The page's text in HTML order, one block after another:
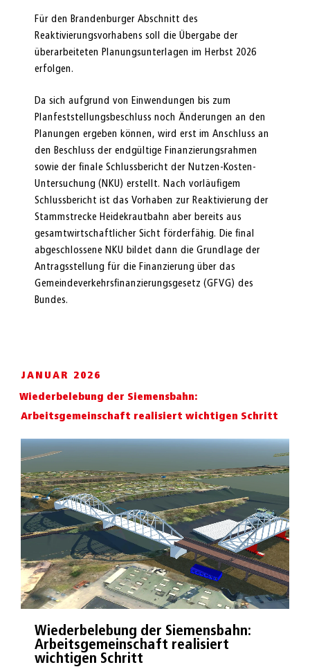
Für den Brandenburger Abschnitt des
Reaktivierungsvorhabens soll die Übergabe der
überarbeiteten Planungsunterlagen im Herbst 2026
erfolgen.
Da sich aufgrund von Einwendungen bis zum
Planfeststellungsbeschluss noch Änderungen an den
Planungen ergeben können, wird erst im An­schluss an
den Beschluss der endgültige Finanzierungsrahmen
sowie der finale Schlussbericht der Nutzen-Kosten-
Untersuchung (NKU) erstellt. Nach vorläufigem
Schlussbericht ist das Vorhaben zur Reaktivierung der
Stammstrecke Heidekrautbahn aber bereits aus
gesamtwirtschaftlicher Sicht förderfähig. Die final
abgeschlossene NKU bildet dann die Grundlage der
Antragsstellung für die Finanzierung über das
Gemeindeverkehrs­finanzierungsgesetz (GFVG) des
Bundes.
JANUAR 2026
Wiederbelebung der Siemensbahn:
Arbeitsgemeinschaft realisiert wichtigen Schritt
Wiederbelebung der Siemensbahn:
Arbeitsgemeinschaft realisiert
wichtigen Schritt